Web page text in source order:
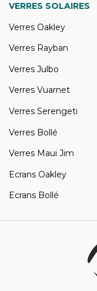
VERRES SOLAIRES
Verres Oakley
Verres Rayban
Verres Julbo
Verres Vuarnet
Verres Serengeti
Verres Bollé
Verres Maui Jim
Ecrans Oakley
Ecrans Bollé